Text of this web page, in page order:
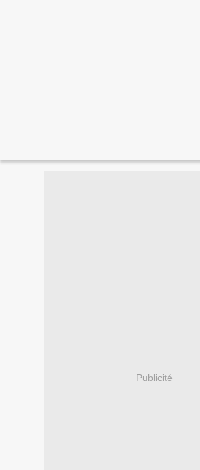
Publicité